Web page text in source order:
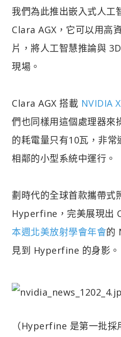
我們為此推出嵌入式人工
Clara AGX，它可以用高
片，將人工智慧推論與
現場。
Clara AGX 搭載 NVIDIA
們也同樣用這個處理器來
的耗電量只有10瓦，非
相鄰的小型系統中運行。
劃時代的全球首款攜帶式
Hyperfine，完美展現出
本週北美放射學會年會的
見到 Hyperfine 的身影。
（Hyperfine 是第一批